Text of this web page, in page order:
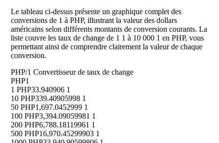
Le tableau ci-dessus présente un graphique complet des
conversions de 1 à PHP, illustrant la valeur des dollars
américains selon différents montants de conversion courants. La
liste couvre les taux de change de 1 1 à 10 000 1 en PHP, vous
permettant ainsi de comprendre clairement la valeur de chaque
conversion.
PHP/1 Convertisseur de taux de change
PHP1
1 PHP33.940906 1
10 PHP339.40905998 1
50 PHP1,697.0452999 1
100 PHP3,394.09059981 1
200 PHP6,788.18119961 1
500 PHP16,970.45299903 1